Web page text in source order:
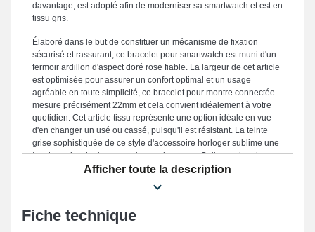
davantage, est adopté afin de moderniser sa smartwatch et est en
tissu gris.
Élaboré dans le but de constituer un mécanisme de fixation
sécurisé et rassurant, ce bracelet pour smartwatch est muni d'un
fermoir ardillon d'aspect doré rose fiable. La largeur de cet article
est optimisée pour assurer un confort optimal et un usage
agréable en toute simplicité, ce bracelet pour montre connectée
mesure précisément 22mm et cela convient idéalement à votre
quotidien. Cet article tissu représente une option idéale en vue
d'en changer un usé ou cassé, puisqu'il est résistant. La teinte
grise sophistiquée de ce style d'accessoire horloger sublime une
touche polyvalente pour votre garde-temps. Cette version de
bracelet pour montre possède un fermoir ardillon d'excellente
raccorde harmonieusement à de nombreux modèles compatibles
Afficher toute la description
Fiche technique